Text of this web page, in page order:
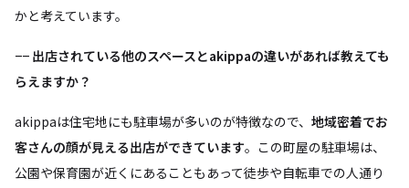
かと考えています。
−− 出店されている他のスペースとakippaの違いがあれば教えても
らえますか？
akippaは住宅地にも駐車場が多いのが特徴なので、 地域密着でお
客さんの顔が見える出店ができています。この町屋の駐車場は、
公園や保育園が近くにあることもあって徒歩や自転車での人通り